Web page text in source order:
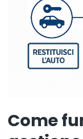
Come